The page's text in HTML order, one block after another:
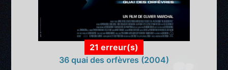
21 erreur(s)
36 quai des orfèvres (2004)